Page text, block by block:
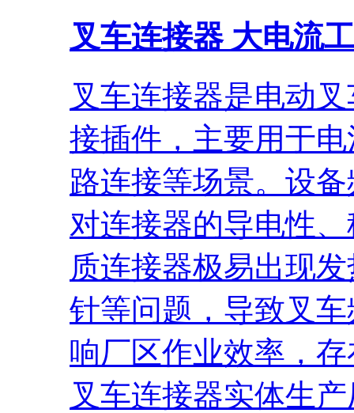
叉车连接器 大电流
叉车连接器是电动
接插件，主要用于
路连接等场景。设
对连接器的导电性
质连接器极易出现
针等问题，导致叉
响厂区作业效率，
叉车连接器实体生